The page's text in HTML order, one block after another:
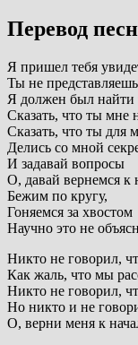
Перевод
Я пришел тебя
Ты не
Я должен был найти
Сказать, что ты мне
Сказать, что ты для
Делись со мной
И задавай вопросы
О, давай вернемся к
Бежим по кругу,
Гоняемся за хвостом
Научно это не
Никто не говорил,
Как жаль, что мы
Никто не говорил,
Но никто и не
О, верни меня к